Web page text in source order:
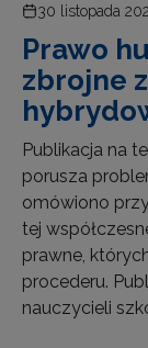
30 listopada
Prawo
zbrojne
Publikacja na
porusza
omówiono
tej
prawne,
procederu.
nauczycieli